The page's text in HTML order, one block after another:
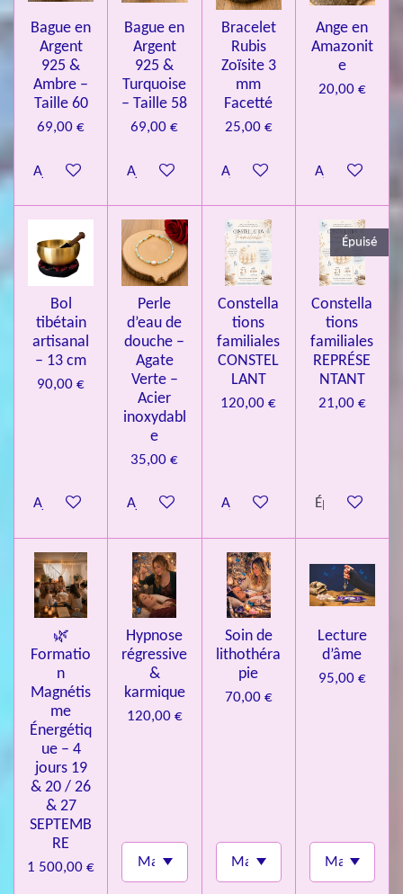
4
l
s s s s
Bague en
Argent
925 &
Ambre –
Taille 60
69,00 €
Ajouter au panier
Bague en
Argent
925 &
Turquoise
– Taille 58
69,00 €
Ajouter au panier
Bracelet
Rubis
Zoïsite 3
mm
Facetté
25,00 €
Ajouter au panier
Ange en
Amazonit
e
20,00 €
Ajouter au
Bol
tibétain
artisanal
– 13 cm
90,00 €
Ajouter au panier
Perle
d’eau de
douche –
Agate
Verte –
Acier
inoxydabl
e
35,00 €
Ajouter au panier
Constella
tions
familiales
CONSTEL
LANT
120,00 €
Ajouter au panier
Épuisé
Constella
tions
familiales
REPRÉSE
NTANT
21,00 €
Épuisé
🌿
Formatio
n
Magnétis
me
Énergétiq
ue – 4
jours 19
& 20 / 26
& 27
SEPTEMB
RE
1 500,00 €
Hypnose
régressive
&
karmique
120,00 €
Soin de
lithothéra
pie
70,00 €
Lecture
d’âme
95,00 €